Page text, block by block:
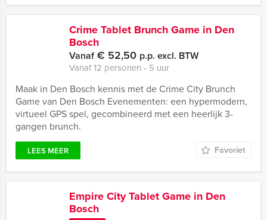
Crime Tablet Brunch Game in Den
Bosch
Vanaf€ 52,50 p.p. excl. BTW
Vanaf 12 personen ‐ 5 uur
Maak in Den Bosch kennis met de Crime City Brunch
Game van Den Bosch Evenementen: een hypermodern,
virtueel GPS spel, gecombineerd met een heerlijk 3-
gangen brunch.
LEES MEER Favoriet
Empire City Tablet Game in Den
Bosch